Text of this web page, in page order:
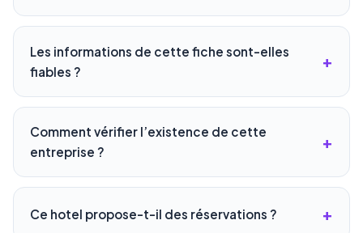
Les informations de cette fiche sont-elles
fiables ?
Comment vérifier l’existence de cette
entreprise ?
Ce hotel propose-t-il des réservations ?